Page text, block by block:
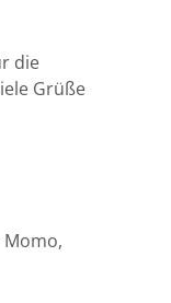
die
Grüße
Momo,